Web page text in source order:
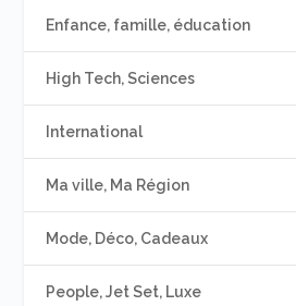
Enfance, famille, éducation
High Tech, Sciences
International
Ma ville, Ma Région
Mode, Déco, Cadeaux
People, Jet Set, Luxe